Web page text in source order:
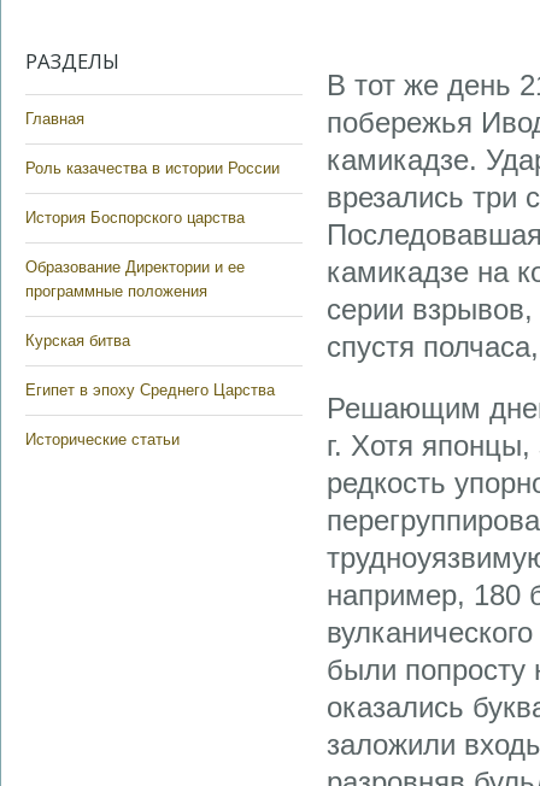
РАЗДЕЛЫ
Главная
Роль казачества в истории России
История Боспорского царства
Образование Директории и ее
программные положения
Курская битва
Египет в эпоху Среднего Царства
Исторические статьи
В тот же день
побережья
камикадзе.
врезались три
камикадзе на
серии
спустя
Решающим
г. Хотя
редкость
например, 180
были попросту
оказались
заложили